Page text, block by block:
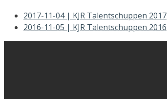
2017-11-04 | KJR Talentschuppen 2017
2016-11-05 | KJR Talentschuppen 2016